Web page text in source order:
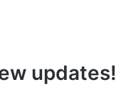
updates!